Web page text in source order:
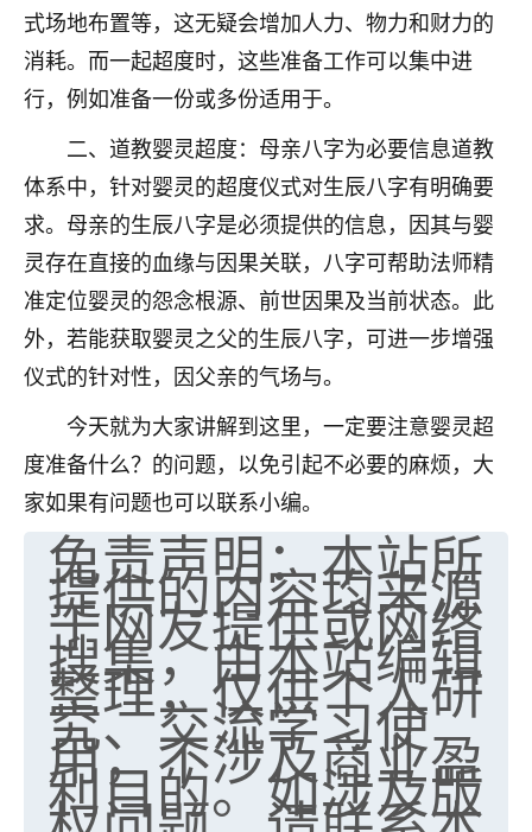
式场地布置等，这无疑会增加人力、物力和财力的
消耗。而一起超度时，这些准备工作可以集中进
行，例如准备一份或多份适用于。
二、道教婴灵超度：母亲八字为必要信息道教
体系中，针对婴灵的超度仪式对生辰八字有明确要
求。母亲的生辰八字是必须提供的信息，因其与婴
灵存在直接的血缘与因果关联，八字可帮助法师精
准定位婴灵的怨念根源、前世因果及当前状态。此
外，若能获取婴灵之父的生辰八字，可进一步增强
仪式的针对性，因父亲的气场与。
今天就为大家讲解到这里，一定要注意婴灵超
度准备什么？的问题，以免引起不必要的麻烦，大
家如果有问题也可以联系小编。
免责声明：本站所
提供的内容均来源
于网友提供或网络
搜集，由本站编辑
整理，仅供个人研
究、交流学习使
用，不涉及商业盈
利目的。如涉及版
优秀的张同学
老师收徒吗？？我对这些很感兴趣
15